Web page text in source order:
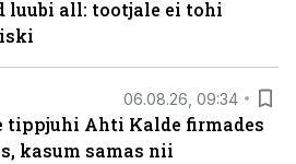
luubi all: tootjale ei tohi
06.08.26, 09:34
tippjuhi Ahti Kalde firmades
kasum samas nii